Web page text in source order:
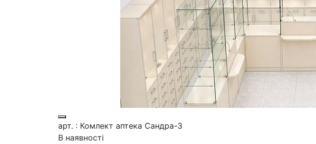
арт. : Комлект аптека Сандра-3
В наявності